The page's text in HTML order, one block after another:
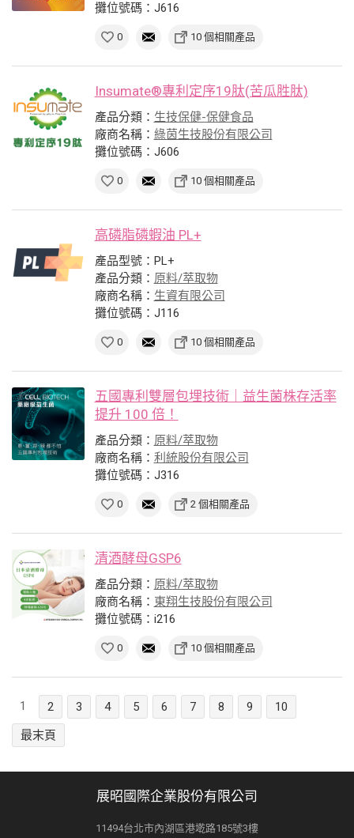
攤位號碼：J616
0 10 個相關產品
Insumate®專利定序19肽(苦瓜胜肽)
產品分類： 生技保健-保健食品
廠商名稱： 綠茵生技股份有限公司
攤位號碼：J606
0 10 個相關產品
高磷脂磷蝦油 PL+
產品型號：PL+
產品分類： 原料/萃取物
廠商名稱： 生資有限公司
攤位號碼：J116
0 10 個相關產品
五國專利雙層包埋技術｜益生菌株存活率
提升 100 倍！
產品分類： 原料/萃取物
廠商名稱： 利統股份有限公司
攤位號碼：J316
0 2 個相關產品
清酒酵母GSP6
產品分類： 原料/萃取物
廠商名稱： 東翔生技股份有限公司
攤位號碼：i216
0 10 個相關產品
1 2 3 4 5 6 7 8 9
10
最末頁
展昭國際企業股份有限公司
11494台北市內湖區港墘路185號3樓